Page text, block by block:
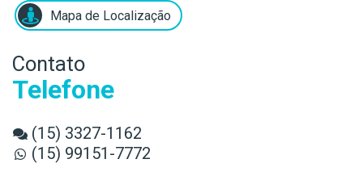
Mapa de Localização
Contato
Telefone
(15) 3327-1162
(15) 99151-7772